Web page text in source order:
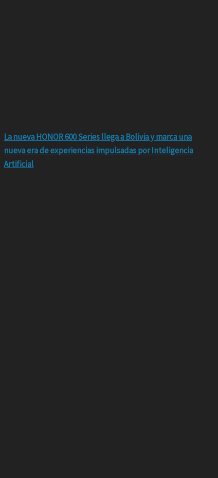
La nueva HONOR 600 Series llega a Bolivia y marca una
nueva era de experiencias impulsadas por Inteligencia
Artificial